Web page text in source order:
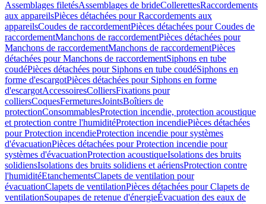
Assemblages filetésAssemblages de brideCollerettesRaccordements
aux appareilsPièces détachées pour Raccordements aux
appareilsCoudes de raccordementPièces détachées pour Coudes de
raccordementManchons de raccordementPièces détachées pour
Manchons de raccordementManchons de raccordementPièces
détachées pour Manchons de raccordementSiphons en tube
coudéPièces détachées pour Siphons en tube coudéSiphons en
forme d'escargotPièces détachées pour Siphons en forme
d'escargotAccessoiresColliersFixations pour
colliersCoquesFermeturesJointsBoîtiers de
protectionConsommablesProtection incendie, protection acoustique
et protection contre l'humiditéProtection incendiePièces détachées
pour Protection incendieProtection incendie pour systèmes
d'évacuationPièces détachées pour Protection incendie pour
systèmes d'évacuationProtection acoustiqueIsolations des bruits
solidiensIsolations des bruits solidiens et aériensProtection contre
l'humiditéEtanchementsClapets de ventilation pour
évacuationClapets de ventilationPièces détachées pour Clapets de
ventilationSoupapes de retenue d'énergieÉvacuation des eaux de